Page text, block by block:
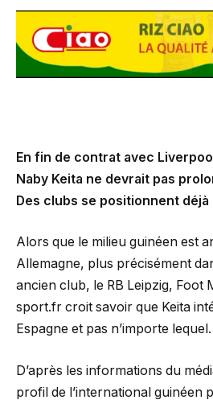
En fin de contrat avec
Naby Keita ne devrait pas
Des clubs se positionnent déjà
Alors que le milieu guinéen est
Allemagne, plus précisément
ancien club, le RB Leipzig, Foot
sport.fr croit savoir que Keita
Espagne et pas n’importe lequel.
D’après les informations du
profil de l’international guinéen